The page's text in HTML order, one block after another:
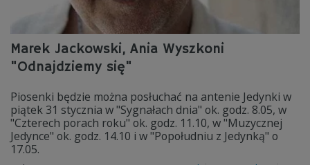
Marek Jackowski, Ania Wyszkoni
"Odnajdziemy się"
Piosenki będzie można posłuchać na antenie Jedynki w
piątek 31 stycznia w "Sygnałach dnia" ok. godz. 8.05, w
"Czterech porach roku" ok. godz. 11.10, w "Muzycznej
Jedynce" ok. godz. 14.10 i w "Popołudniu z Jedynką" o
17.05.